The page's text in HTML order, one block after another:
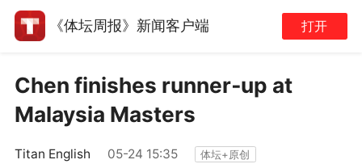
《体坛周报》新闻客户端 打开
Chen finishes runner‑up at
Malaysia Masters
Titan English 05-24 15:35 体坛+原创